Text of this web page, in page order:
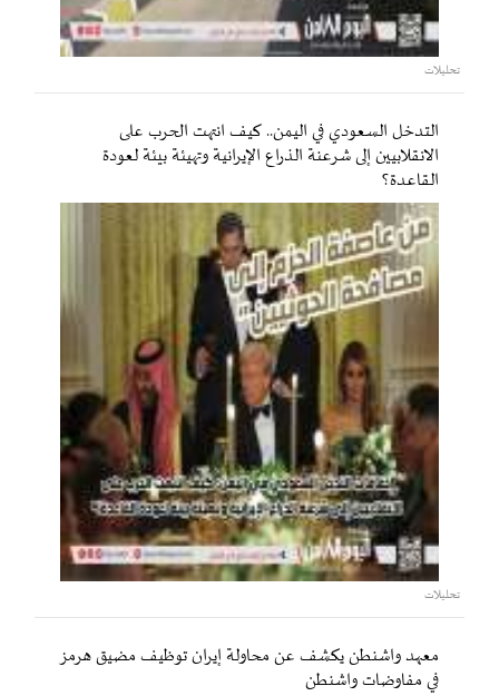
تحليلات
التدخل السعودي في اليمن.. كيف انتهت الحرب على
الانقلابيين إلى شرعنة الذراع الإيرانية وتهيئة بيئة لعودة
القاعدة؟
تحليلات
معهد واشنطن يكشف عن محاولة إيران توظيف مضيق هرمز
في مفاوضات واشنطن